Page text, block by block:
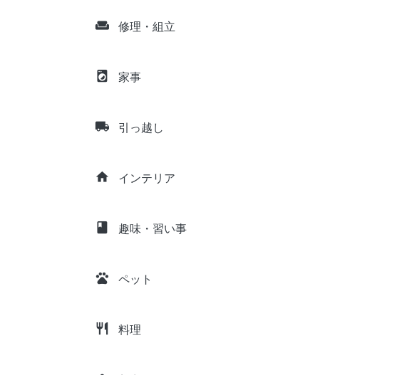
weekend 修理・組立
local_laundry_service 家事
local_shipping 引っ越し
home インテリア
class 趣味・習い事
pets ペット
restaurant 料理